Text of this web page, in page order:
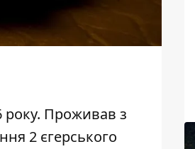
Проживав з
2 єгерського